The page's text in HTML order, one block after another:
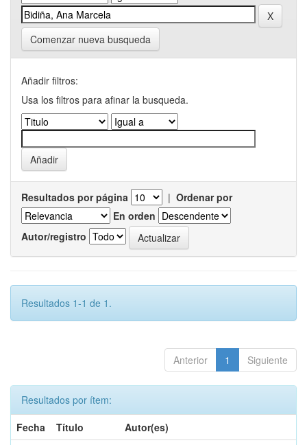
Comenzar nueva busqueda
Añadir filtros:
Usa los filtros para afinar la busqueda.
Resultados por página | Ordenar por
En orden
Autor/registro
Resultados 1-1 de 1.
Anterior 1 Siguiente
Resultados por ítem:
Fecha
Título
Autor(es)